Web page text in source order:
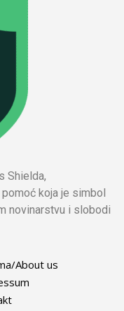
Shielda,
koja je simbol
novinarstvu i slobodi
About us